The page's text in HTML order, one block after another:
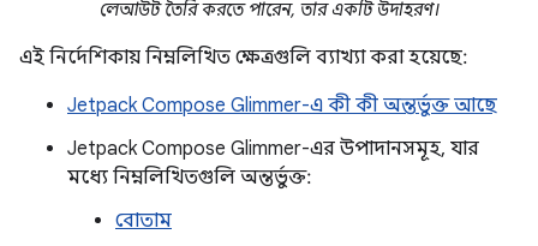
লেআউট তৈরি করতে পারেন, তার একটি উদাহরণ।
এই নির্দেশিকায় নিম্নলিখিত ক্ষেত্রগুলি ব্যাখ্যা করা হয়েছে:
Jetpack Compose Glimmer-এ কী কী অন্তর্ভুক্ত আছে
Jetpack Compose Glimmer-এর উপাদানসমূহ, যার
মধ্যে নিম্নলিখিতগুলি অন্তর্ভুক্ত:
বোতাম